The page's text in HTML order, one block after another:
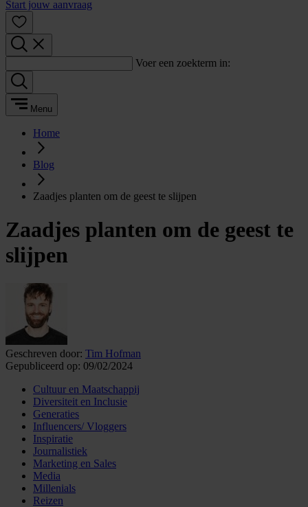
Start jouw aanvraag
Voer een zoekterm in:
Menu
Home
Blog
Zaadjes planten om de geest te slijpen
Zaadjes planten om de geest te
slijpen
Geschreven door: Tim Hofman
Gepubliceerd op: 09/02/2024
Cultuur en Maatschappij
Diversiteit en Inclusie
Generaties
Influencers/ Vloggers
Inspiratie
Journalistiek
Marketing en Sales
Media
Millenials
Reizen